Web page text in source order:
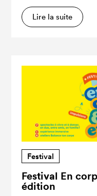
Lire la suite
Festival
Festival En
édition